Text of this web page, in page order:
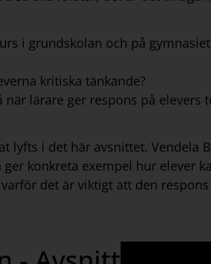
i grundskolan och på
kritiska tänkande?
när lärare ger respons på elevers
lyfts i det här avsnittet. Vendela
konkreta exempel hur elever
det är viktigt att den